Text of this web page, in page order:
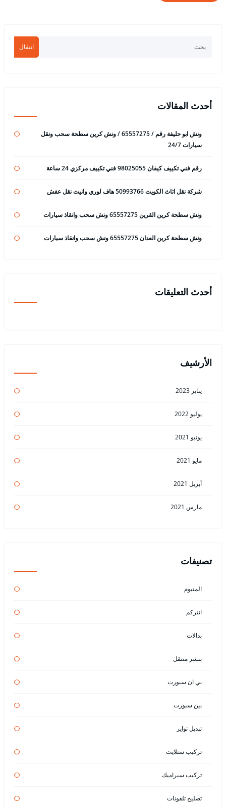
انتقال
أحدث المقالات
ونش ابو حليفة رقم / 65557275 / ونش كرين سطحة سحب ونقل
سيارات 24/7
رقم فني تكييف كيفان 98025055 فني تكييف مركزي 24 ساعة
شركة نقل اثاث الكويت 50993766 هاف لوري وانيت نقل عفش
ونش سطحة كرين القرين 65557275 ونش سحب وانقاذ سيارات
ونش سطحة كرين العدان 65557275 ونش سحب وانقاذ سيارات
أحدث التعليقات
الأرشيف
يناير 2023
يوليو 2022
يونيو 2021
مايو 2021
أبريل 2021
مارس 2021
تصنيفات
المنيوم
انتركم
بدالات
بنشر متنقل
بي ان سبورت
بين سبورت
تبديل تواير
تركيب ستلايت
تركيب سيراميك
تصليح تلفونات